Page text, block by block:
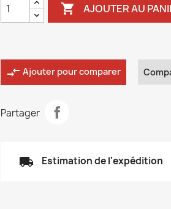
 AJOUTER AU
compare_arrows Ajouter pour comparer
Partager
local_shipping Estimation de l'expédition